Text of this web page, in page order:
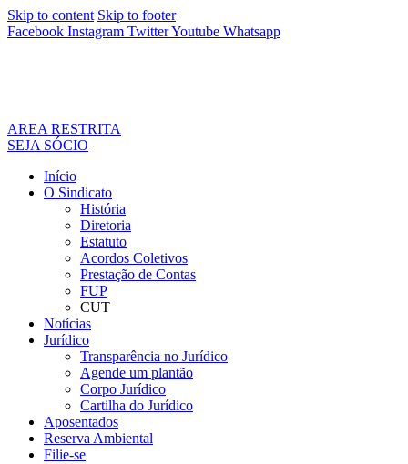
Skip to content Skip to footer
Facebook Instagram TwitterYoutube Whatsapp
AREA RESTRITA
SEJA SÓCIO
Início
O Sindicato
História
Diretoria
Estatuto
Acordos Coletivos
Prestação de Contas
FUP
CUT
Notícias
Jurídico
Transparência no Jurídico
Agende um plantão
Corpo Jurídico
Cartilha do Jurídico
Aposentados
Reserva Ambiental
Filie-se